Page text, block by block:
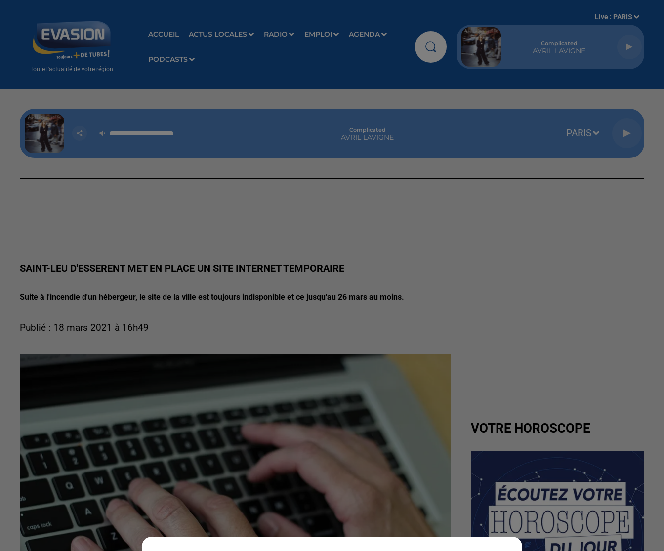
Toute l'actualité de votre région
ACCUEIL ACTUS LOCALES RADIO EMPLOI AGENDA
PODCASTS
Live : PARIS
Complicated
AVRIL LAVIGNE
Complicated
AVRIL LAVIGNE PARIS
SAINT-LEU D'ESSERENT MET EN PLACE UN SITE INTERNET TEMPORAIRE
Suite à l'incendie d'un hébergeur, le site de la ville est toujours indisponible et ce jusqu'au 26 mars au moins.
Publié : 18 mars 2021 à 16h49
VOTRE HOROSCOPE